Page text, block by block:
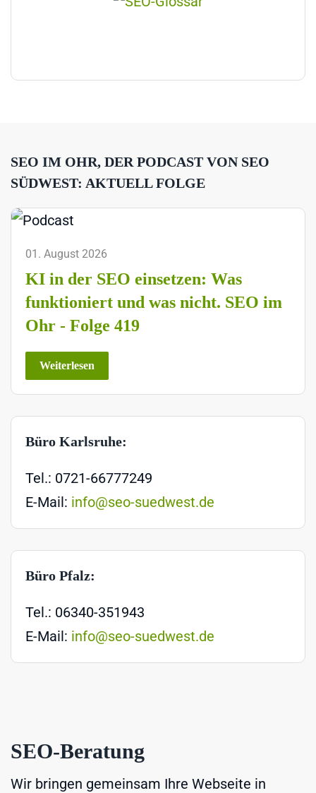
SEO IM OHR, DER PODCAST VON SEO
SÜDWEST: AKTUELL FOLGE
01. August 2026
KI in der SEO einsetzen: Was
funktioniert und was nicht. SEO im
Ohr - Folge 419
Weiterlesen
Büro Karlsruhe:
Tel.: 0721-66777249
E-Mail: info@seo-suedwest.de
Büro Pfalz:
Tel.: 06340-351943
E-Mail: info@seo-suedwest.de
SEO-Beratung
Wir bringen gemeinsam Ihre Webseite in